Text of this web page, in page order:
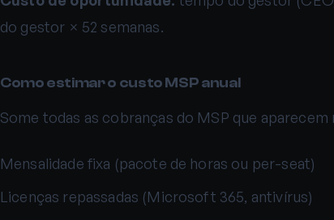
do gestor × 52 semanas.
Como estimar o custo MSP anual
Some todas as cobranças do MSP que
Mensalidade fixa (pacote de horas ou per-seat)
Licenças repassadas (Microsoft 365, antivírus)